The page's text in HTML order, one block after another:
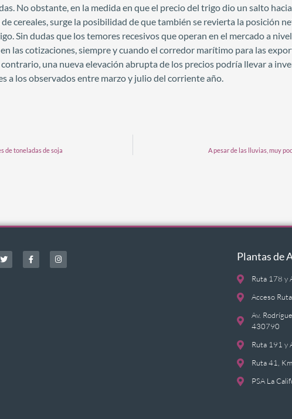
No obstante, en la medida en que el precio del trigo dio un salto
cereales, surge la posibilidad de que también se revierta la posición
Sin dudas que los temores recesivos que operan en el mercado a
las cotizaciones, siempre y cuando el corredor marítimo para las
contrario, una nueva elevación abrupta de los precios podría llevar a
a los observados entre marzo y julio del corriente año.
de toneladas de soja A pesar de las lluvias, muy
Plantas de
Ruta 178 y
Acceso
Av.
430790
Ruta 191 y
Ruta 41,
PSA La